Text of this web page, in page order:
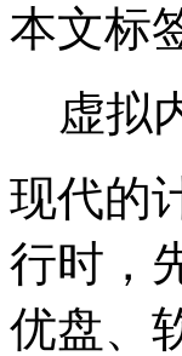
本文标
虚拟
现代的
行时，
优盘、